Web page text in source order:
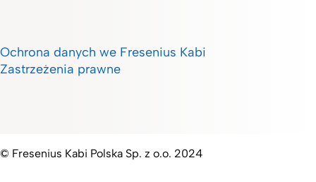
Ochrona danych we Fresenius Kabi
Zastrzeżenia prawne
© Fresenius Kabi Polska Sp. z o.o. 2024